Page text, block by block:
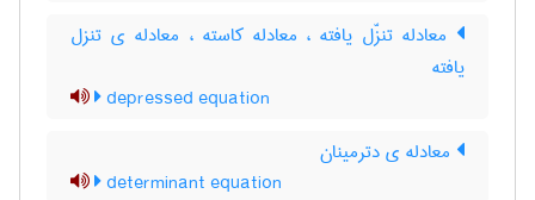
معادله تنزّل یافته ، معادله کاسته ، معادله ی تنزل
یافته
depressed equation
معادله ی دترمینان
determinant equation